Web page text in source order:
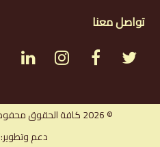
تواصل معنا
c
I
s
L
n
© 2026 كافة الحقوق محفوظة - شركة تيماء للتوظيف.
دعم وتطوير: iCpanel.